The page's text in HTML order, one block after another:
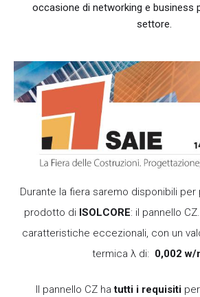
occasione di networking e business
settore.
Durante la fiera saremo disponibili per
prodotto di ISOLCORE: il pannello
caratteristiche eccezionali, con un
termica λ di: 0,002 w/
Il pannello CZ hatutti i requisitiper